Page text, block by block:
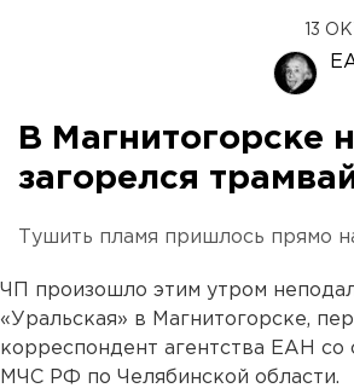
13
В Магнитогорске
загорелся
Тушить пламя пришлось прямо
ЧП произошло этим утром
«Уральская» в Магнитогорске,
корреспондент агентства ЕАН со
МЧС РФ по Челябинской области.